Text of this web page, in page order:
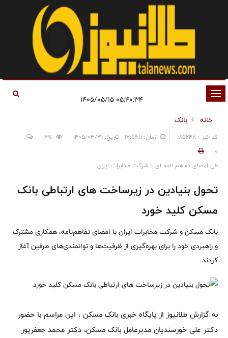
تغییر
وضعیت
ناوبری
خانه
بانک
کد خبر : 185248 زمان: ۱۴:۵۹:۱۱ - تاریخ: ۱۴۰۵/۰۳/۳۱
0
طی امضای تفاهم نامه ای با شرکت مخابرات ایران:
تحول بنیادین در زیرساخت های ارتباطی بانک
مسکن کلید خورد
بانک مسکن و شرکت مخابرات ایران با امضای تفاهم‌نامه، همکاری مشترک
و راهبردی خود را برای بهره‌گیری از ظرفیت‌ها و توانمندی‌های طرفین آغاز
کردند.
به گزارش طلانیوز از پایگاه خبری بانک مسکن ، این مراسم با حضور
دکتر علی خورسندیان مدیرعامل بانک مسکن، دکتر محمد جعفرپور